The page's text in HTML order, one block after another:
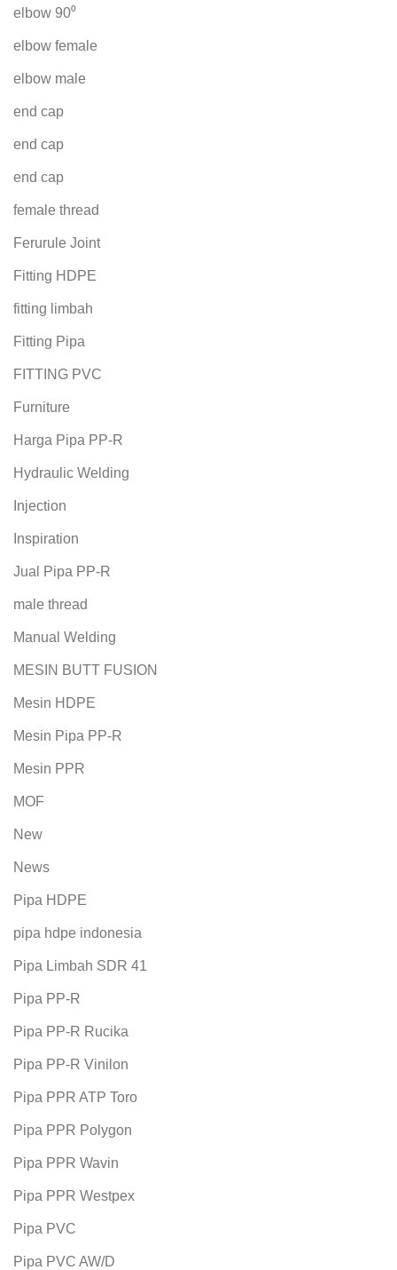
elbow 90⁰
elbow female
elbow male
end cap
end cap
end cap
female thread
Ferurule Joint
Fitting HDPE
fitting limbah
Fitting Pipa
FITTING PVC
Furniture
Harga Pipa PP-R
Hydraulic Welding
Injection
Inspiration
Jual Pipa PP-R
male thread
Manual Welding
MESIN BUTT FUSION
Mesin HDPE
Mesin Pipa PP-R
Mesin PPR
MOF
New
News
Pipa HDPE
pipa hdpe indonesia
Pipa Limbah SDR 41
Pipa PP-R
Pipa PP-R Rucika
Pipa PP-R Vinilon
Pipa PPR ATP Toro
Pipa PPR Polygon
Pipa PPR Wavin
Pipa PPR Westpex
Pipa PVC
Pipa PVC AW/D